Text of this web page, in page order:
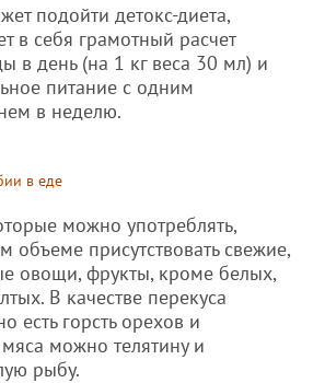
подойти детокс-диета,
в себя грамотный расчет
в день (на 1 кг веса 30 мл) и
питание с одним
в неделю.
в еде
можно употреблять,
присутствовать свежие,
овощи, фрукты, кроме белых,
В качестве перекуса
есть горсть орехов и
можно телятину и
рыбу.